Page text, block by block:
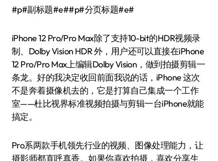
#p#副标题#e##p#分页标题#e#
iPhone 12 Pro/Pro Max除了支持10-bit的HDR视频录
制、Dolby Vision HDR 外，用户还可以直接在iPhone
12 Pro/Pro Max上编辑Dolby Vision，做到拍摄剪辑一
条龙。好的我决定收回前面我说的话，iPhone 这次
不是奔着摄像机去的，它是打算自己集成一个工作
室——杜比视界标准视频拍摄与剪辑一台iPhone就能
搞定。
Pro系两款手机领先行业的视频、图像处理能力，让
摄影师都直呼真香。如果你喜欢拍摄，喜欢分享生